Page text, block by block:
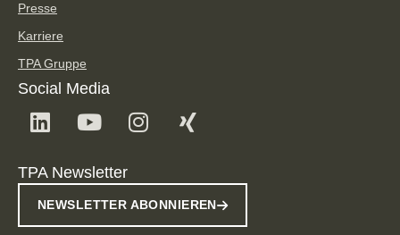
Presse
Karriere
TPA Gruppe
Social Media
TPA Newsletter
NEWSLETTER ABONNIEREN